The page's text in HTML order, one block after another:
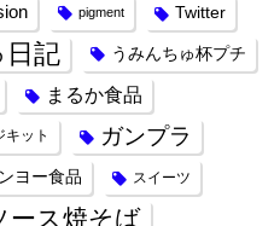
pigment Twitter
日記 うみんちゅ杯プチ
まるか食品
キット ガンプラ
ヨー食品 スイーツ
ース焼そば